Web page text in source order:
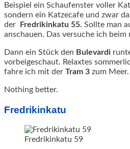
Beispiel ein Schaufenster voller
sondern ein Katzecafe und zwar
der
Fredrikinkatu 55. Sollte man
anschauen. Das versuche ich beim
Dann ein Stück den Bulevardi
vorbeigeschaut. Relaxtes
fahre ich mit der Tram 3 zum Meer.
Nothing better.
Fredrikinkatu
Fredrikinkatu 59